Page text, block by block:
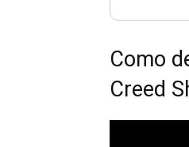
Como
Creed